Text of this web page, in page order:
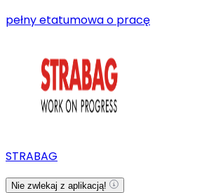
pełny etatumowa o pracę
STRABAG
Nie zwlekaj z aplikacją!